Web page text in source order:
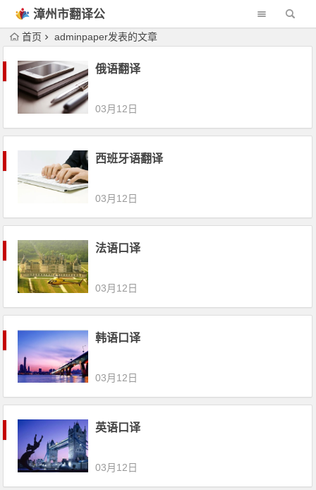
漳州市翻译公
司首页 adminpaper发表的文章
俄语翻译
03月12日
西班牙语翻译
03月12日
法语口译
03月12日
韩语口译
03月12日
英语口译
03月12日